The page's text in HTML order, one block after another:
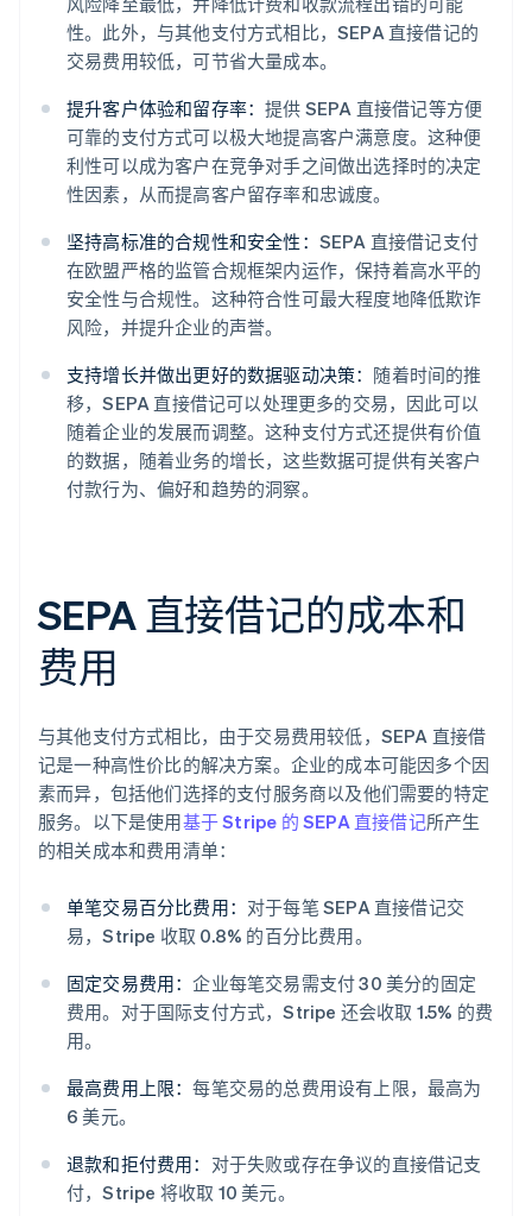
性。此外，与其他支付方式相比，SEPA 直接借记的
交易费用较低，可节省大量成本。
提升客户体验和留存率：提供 SEPA 直接借记等方便
可靠的支付方式可以极大地提高客户满意度。这种便
利性可以成为客户在竞争对手之间做出选择时的决定
性因素，从而提高客户留存率和忠诚度。
坚持高标准的合规性和安全性： SEPA 直接借记支付
在欧盟严格的监管合规框架内运作，保持着高水平的
安全性与合规性。这种符合性可最大程度地降低欺诈
风险，并提升企业的声誉。
支持增长并做出更好的数据驱动决策： 随着时间的推
移，SEPA 直接借记可以处理更多的交易，因此可以
随着企业的发展而调整。这种支付方式还提供有价值
的数据，随着业务的增长，这些数据可提供有关客户
付款行为、偏好和趋势的洞察。
SEPA 直接借记的成本和
费用
与其他支付方式相比，由于交易费用较低，SEPA 直接借
记是一种高性价比的解决方案。企业的成本可能因多个因
素而异，包括他们选择的支付服务商以及他们需要的特定
服务。以下是使用基于 Stripe 的 SEPA 直接借记所产生
的相关成本和费用清单：
单笔交易百分比费用： 对于每笔 SEPA 直接借记交
易，Stripe 收取 0.8% 的百分比费用。
固定交易费用：企业每笔交易需支付 30 美分的固定
费用。对于国际支付方式，Stripe 还会收取 1.5% 的费
用。
最高费用上限：每笔交易的总费用设有上限，最高为
6 美元。
退款和拒付费用： 对于失败或存在争议的直接借记支
付，Stripe 将收取 10 美元。